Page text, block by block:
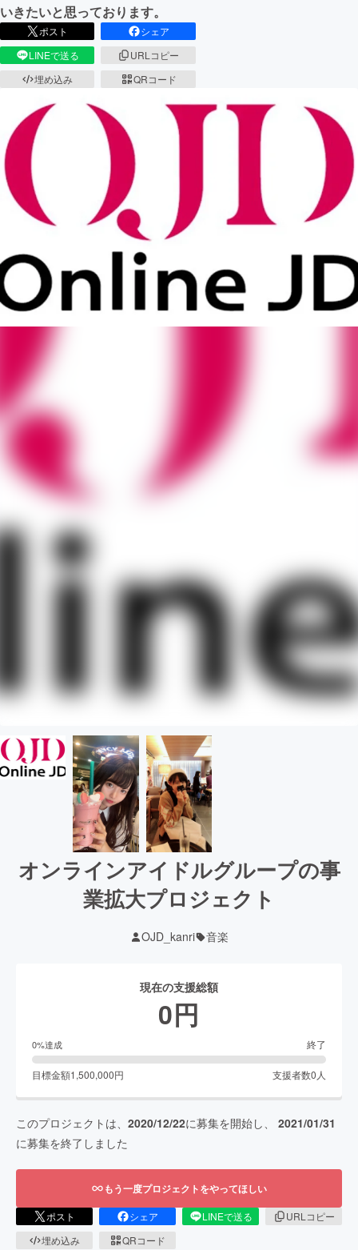
いきたいと思っております。
ポスト
シェア
LINEで送る
URLコピー
埋め込み
QRコード
オンラインアイドルグループの事
業拡大プロジェクト
OJD_kanri 音楽
現在の支援総額
0円
0%達成 終了
目標金額1,500,000円 支援者数0人
このプロジェクトは、 2020/12/22に募集を開始し、 2021/01/31
に募集を終了しました
もう一度プロジェクトをやってほしい
ポスト シェア LINEで送る
URLコピー
埋め込み
QRコード